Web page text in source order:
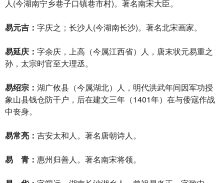
人(今湖南宁乡巷子口镇巷市村)。著名南宋大臣。
易元吉： 字庆之；长沙人(今湖南长沙)。著名北宋画家。
易延庆： 字余庆，上高（今属江西省）人，唐末状元易重之
孙，太宗时官至大理丞。
易绍宗： 湖广攸县（今属湖北）人，明代洪武年间因军功授
象山县钱仓防千户，后在建文三年（1401年）在与倭寇作战
中丧身。
易常亮： 吉安太和人。著名唐朝诗人。
易 青： 惠州归善人。著名南宋将领。